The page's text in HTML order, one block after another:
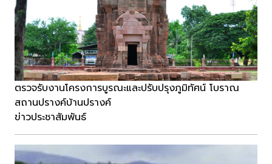
ตรวจรับงานโครงการบูรณะและปรับปรุงภูมิทัศน์ โบราณ
สถานปรางค์บ้านปรางค์
ข่าวประชาสัมพันธ์